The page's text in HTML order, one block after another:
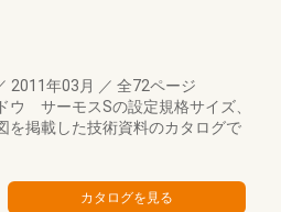
2011年03月 ／ 全72ページ
ウ サーモスSの設定規格サイズ、
を掲載した技術資料のカタログで